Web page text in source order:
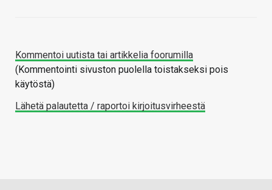
Kommentoi uutista tai artikkelia foorumilla
(Kommentointi sivuston puolella toistakseksi pois
käytöstä)
Lähetä palautetta / raportoi kirjoitusvirheestä